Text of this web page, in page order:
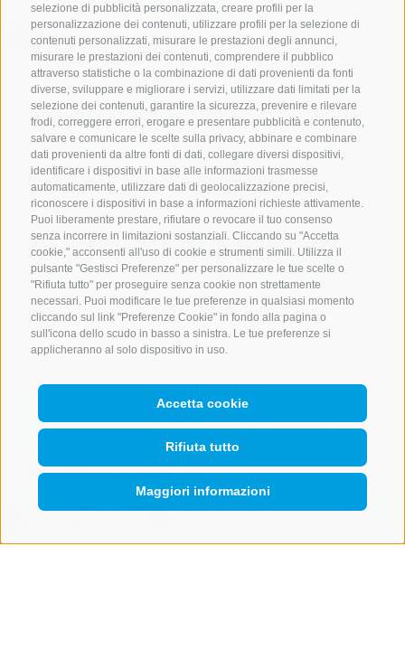
selezione di pubblicità personalizzata, creare profili per la
personalizzazione dei contenuti, utilizzare profili per la selezione di
contenuti personalizzati, misurare le prestazioni degli annunci,
misurare le prestazioni dei contenuti, comprendere il pubblico
attraverso statistiche o la combinazione di dati provenienti da fonti
diverse, sviluppare e migliorare i servizi, utilizzare dati limitati per la
selezione dei contenuti, garantire la sicurezza, prevenire e rilevare
frodi, correggere errori, erogare e presentare pubblicità e contenuto,
salvare e comunicare le scelte sulla privacy, abbinare e combinare
dati provenienti da altre fonti di dati, collegare diversi dispositivi,
identificare i dispositivi in base alle informazioni trasmesse
automaticamente, utilizzare dati di geolocalizzazione precisi,
riconoscere i dispositivi in base a informazioni richieste attivamente.
Puoi liberamente prestare, rifiutare o revocare il tuo consenso
senza incorrere in limitazioni sostanziali. Cliccando su "Accetta
cookie," acconsenti all'uso di cookie e strumenti simili. Utilizza il
pulsante "Gestisci Preferenze" per personalizzare le tue scelte o
"Rifiuta tutto" per proseguire senza cookie non strettamente
necessari. Puoi modificare le tue preferenze in qualsiasi momento
cliccando sul link "Preferenze Cookie" in fondo alla pagina o
sull'icona dello scudo in basso a sinistra. Le tue preferenze si
applicheranno al solo dispositivo in uso.
Accetta cookie
Rifiuta tutto
Maggiori informazioni
Mostraricerca
Valmigna
(1814 m)
Mostra sulla
mappa
Orari di apertura:
Estate 05/06 - fine
settembre 2026
Invernochiusa
Luogo 39049 Vallming
Cellulare +39 333
2259558
dettagli
Malga Kuhalm
(1897 m)
Mostra sulla QUICKLINKS